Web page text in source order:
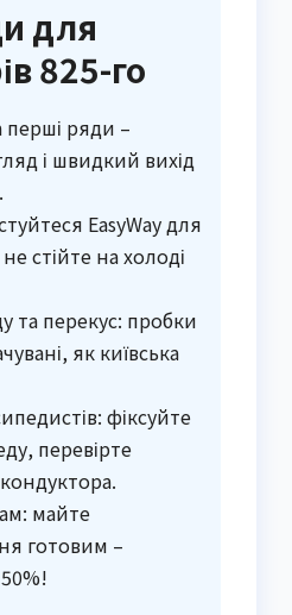
для
825-го
перші ряди –
і швидкий вихід
EasyWay для
стійте на холоді
та перекус: пробки
як київська
фіксуйте
перевірте
майте
готовим –